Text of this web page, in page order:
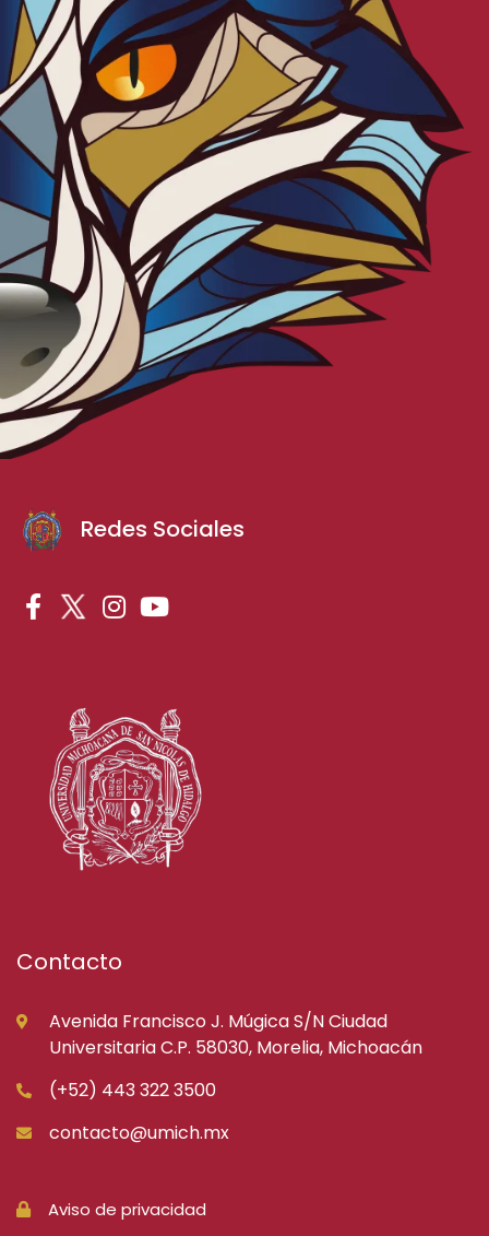
Redes Sociales
Contacto
Avenida Francisco J. Múgica S/N Ciudad
Universitaria C.P. 58030, Morelia, Michoacán
(+52) 443 322 3500
contacto@umich.mx
Aviso de privacidad